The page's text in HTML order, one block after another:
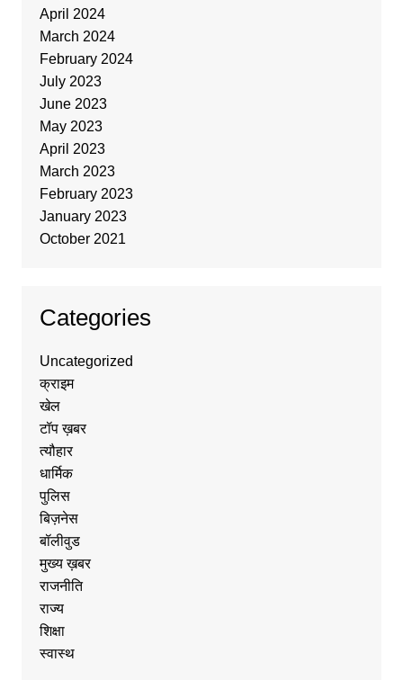
April 2024
March 2024
February 2024
July 2023
June 2023
May 2023
April 2023
March 2023
February 2023
January 2023
October 2021
Categories
Uncategorized
क्राइम
खेल
टॉप ख़बर
त्यौहार
धार्मिक
पुलिस
बिज़नेस
बॉलीवुड
मुख्य ख़बर
राजनीति
राज्य
शिक्षा
स्वास्थ